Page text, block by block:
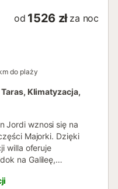
od 1526 zł za noc
do plaży
Klimatyzacja,
Jordi wznosi się na
Majorki. Dzięki
willa oferuje
na Galileę,
sytuacji